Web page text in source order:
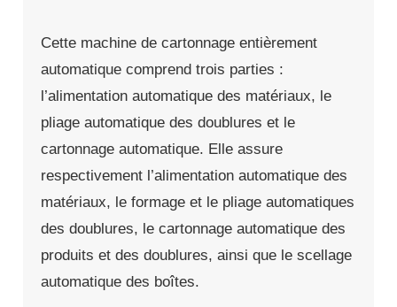
Cette machine de cartonnage entièrement
automatique comprend trois parties :
l’alimentation automatique des matériaux, le
pliage automatique des doublures et le
cartonnage automatique. Elle assure
respectivement l’alimentation automatique des
matériaux, le formage et le pliage automatiques
des doublures, le cartonnage automatique des
produits et des doublures, ainsi que le scellage
automatique des boîtes.